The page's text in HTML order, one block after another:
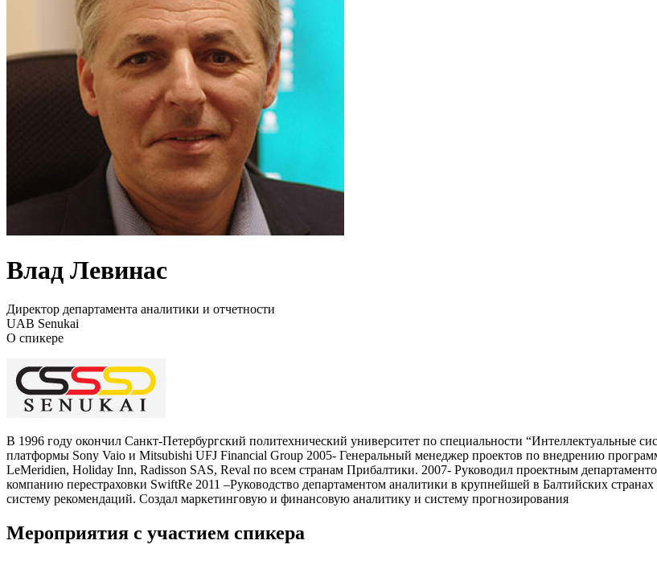
Влад Левинас
Директор департамента аналитики и отчетности
UAB Senukai
О спикере
В 1996 году окончил Санкт-Петербургский политехнический университет по специальности “Интеллектуальные
платформы Sony Vaio и Mitsubishi UFJ Financial Group 2005- Генеральный менеджер проектов по внедрению
LeMeridien, Holiday Inn, Radisson SAS, Reval по всем странам Прибалтики. 2007- Руководил проектным
компанию перестраховки SwiftRe 2011 –Руководство департаментом аналитики в крупнейшей в Балтийских
систему рекомендаций. Создал маркетинговую и финансовую аналитику и систему прогнозирования
Мероприятия с участием спикера